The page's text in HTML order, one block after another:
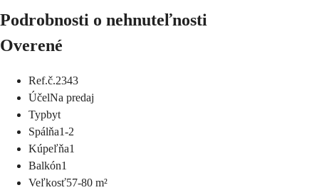
Podrobnosti o nehnuteľnosti
Overené
Ref.č.2343
ÚčelNa predaj
Typbyt
Spálňa1-2
Kúpeľňa1
Balkón1
Veľkosť57-80 m²